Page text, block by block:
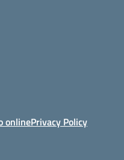
onlinePrivacy Policy